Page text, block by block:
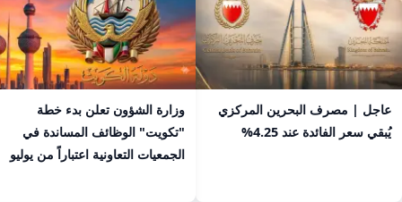
عاجل | مصرف البحرين المركزي
يُبقي سعر الفائدة عند 4.25%
​وزارة الشؤون تعلن بدء خطة
"تكويت" الوظائف المساندة في
الجمعيات التعاونية اعتباراً من يوليو